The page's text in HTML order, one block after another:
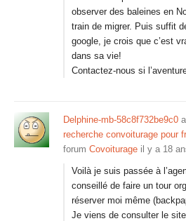
observer des baleines en
train de migrer. Puis suffit
google, je crois que c’est
dans sa vie!
Contactez-nous si
Delphine-mb-58c8f732be9c0
recherche convoiturage pour
forum Covoiturage il y a 18
Voilà je suis passée à
conseillé de faire un tour
réserver moi même
Je viens de consulter le